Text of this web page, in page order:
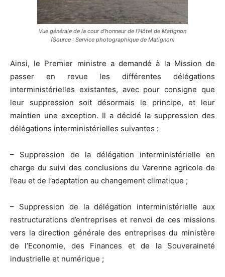
Vue générale de la cour d’honneur de l’Hôtel de Matignon
(Source : Service photographique de Matignon)
Ainsi, le Premier ministre a demandé à la Mission de
passer en revue les différentes délégations
interministérielles existantes, avec pour consigne que
leur suppression soit désormais le principe, et leur
maintien une exception. Il a décidé la suppression des
délégations interministérielles suivantes :
– Suppression de la délégation interministérielle en
charge du suivi des conclusions du Varenne agricole de
l’eau et de l’adaptation au changement climatique ;
– Suppression de la délégation interministérielle aux
restructurations d’entreprises et renvoi de ces missions
vers la direction générale des entreprises du ministère
de l’Economie, des Finances et de la Souveraineté
industrielle et numérique ;